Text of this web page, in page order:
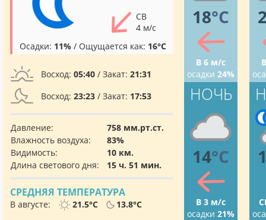
СВ
4 м/с
Осадки: 11% / Ощущается как: 16°C
Восход: 05:40 / Закат: 21:31
Восход: 23:23 / Закат: 17:53
Давление:
758 мм.рт.ст.
Влажность воздуха:
83%
Видимость:
10 км.
Длина светового дня:
15 ч. 51 мин.
СРЕДНЯЯ ТЕМПЕРАТУРА
В августе: 21.5°C 13.8°C
18°C
В 6 м/с
осадки 24%
НОЧЬ
14°C
В 3 м/с
осадки 21%